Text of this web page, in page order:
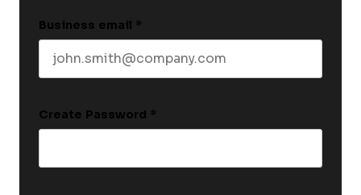
Business email *
Create Password *